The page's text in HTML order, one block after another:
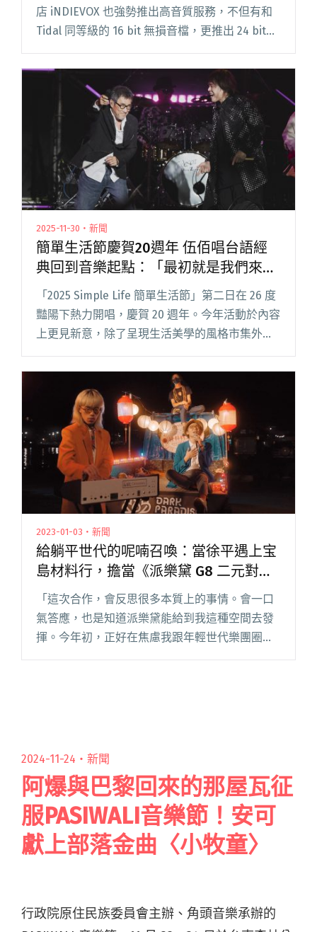
店 iNDIEVOX 也強勢推出高音質服務，不但有和
Tidal 同等級的 16 bit 無損音檔，更推出 24 bit
HD 高音質選項，完整展現音樂中的每個細節！
iNDIEVOX 成立於 20閱讀全文 "台灣音樂產業第一
砲 iNDIEVOX搶先推出24 bit 高音質下載"
2025-11-30・新聞
簡單生活節慶賀20週年 伍佰唱台語經
典回到音樂起點：「最初就是我們來唱
的，今天就來唱我們最初唱的歌。」
「2025 Simple Life 簡單生活節」第二日在 26 度
豔陽下熱力開唱，慶賀 20 週年。今年活動於內容
上更見新意，除了呈現生活美學的風格市集外，
「深根者」策展與移往室內的街聲舞台同場共
構。Legacy 依然是樂迷心中的 Live閱讀全文 "簡
單生活節慶賀20週年 伍佰唱台語經典回到音樂起
點：「最初就是我們來唱的，今天就來唱我們最
初唱的歌。」"
2023-01-03・新聞
給躺平世代的呢喃召喚：當徐平遇上宝
島材料行，擔當《派樂黛 G8 二元對
立》裡的「萎靡組」
「這次合作，會反思很多本質上的事情。會一口
氣答應，也是知道派樂黛能給到我這種空間去發
揮。今年初，正好在焦慮我跟年輕世代樂團圈的
2024-11-24・ 新聞
阿爆與巴黎回來的那屋瓦征
服PASIWALI音樂節！安可
獻上部落金曲〈小牧童〉
行政院原住民族委員會主辦、角頭音樂承辦的